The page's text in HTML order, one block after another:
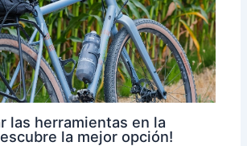
las herramientas en la
la mejor opción!